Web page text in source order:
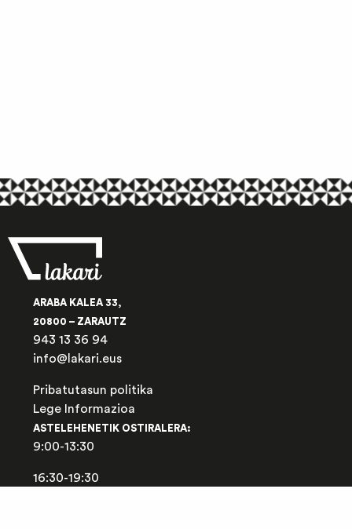
ARABA KALEA 33,
20800 – ZARAUTZ
943 13 36 94
info@lakari.eus
Pribatutasun politika
Lege Informazioa
ASTELEHENETIK OSTIRALERA:
9:00-13:30
16:30-19:30